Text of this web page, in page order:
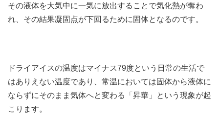
その液体を大気中に一気に放出することで気化熱が奪わ
れ、その結果凝固点が下回るために固体となるのです。
ドライアイスの温度はマイナス79度という日常の生活で
はありえない温度であり、常温においては固体から液体に
ならずにそのまま気体へと変わる「昇華」という現象が起
こります。